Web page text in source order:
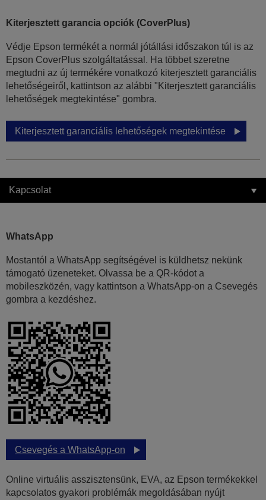
Kiterjesztett garancia opciók (CoverPlus)
Védje Epson termékét a normál jótállási időszakon túl is az
Epson CoverPlus szolgáltatással. Ha többet szeretne
megtudni az új termékére vonatkozó kiterjesztett garanciális
lehetőségeiről, kattintson az alábbi "Kiterjesztett garanciális
lehetőségek megtekintése" gombra.
Kiterjesztett garanciális lehetőségek megtekintése
Kapcsolat
WhatsApp
Mostantól a WhatsApp segítségével is küldhetsz nekünk
támogató üzeneteket. Olvassa be a QR-kódot a
mobileszközén, vagy kattintson a WhatsApp-on a Csevegés
gombra a kezdéshez.
Csevegés a WhatsApp-on
Online virtuális asszisztensünk, EVA, az Epson termékekkel
kapcsolatos gyakori problémák megoldásában nyújt